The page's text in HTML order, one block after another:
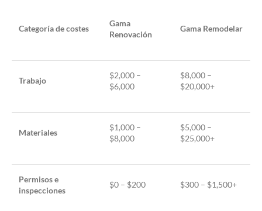
Categoría de costes
Gama
Renovación
Gama Remodelar
Trabajo
$2,000 –
$6,000
$8,000 –
$20,000+
Materiales
$1,000 –
$8,000
$5,000 –
$25,000+
Permisos e
inspecciones
$0 – $200 $300 – $1,500+